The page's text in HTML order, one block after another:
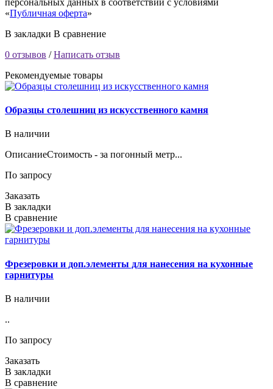
«Публичная оферта»
В закладки В сравнение
0 отзывов /Написать отзыв
Рекомендуемые товары
Образцы столешниц из искусственного камня
В наличии
ОписаниеСтоимость - за погонный метр...
По запросу
Заказать
В закладки
В сравнение
Фрезеровки и доп.элементы для нанесения на кухонные
гарнитуры
В наличии
..
По запросу
Заказать
В закладки
В сравнение